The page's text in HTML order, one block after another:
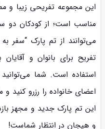
این مجموعه تفریحی زیبا و
می‌توانند از تم پارک “سفر
تفریح برای بانوان و
استفاده است. شما
این تم پارک جدید و مجهز
و هیجان در انتظار شماست!